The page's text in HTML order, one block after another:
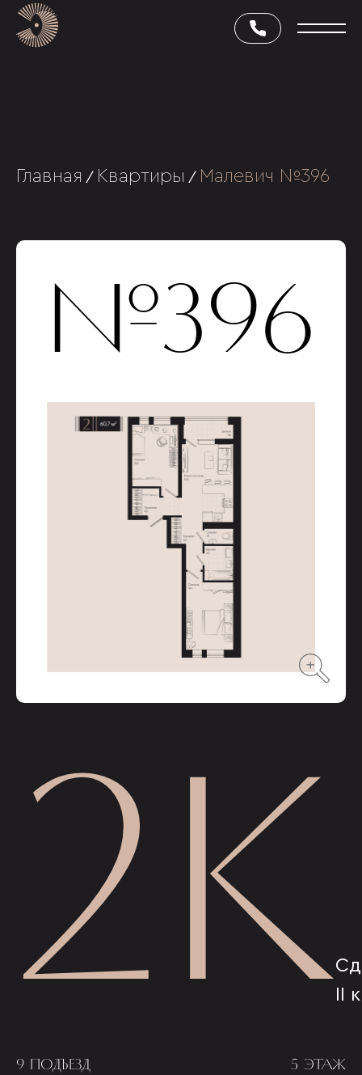
Главная / Квартиры / Малевич №396
2К II
9 ПОДЪЕЗД 5 ЭТАЖ
№396